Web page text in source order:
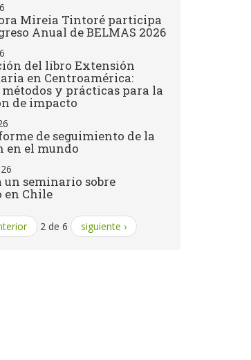
Mireia Tintoré participa
Anual de BELMAS 2026
del libro Extensión
en Centroamérica:
métodos y prácticas para la
de impacto
de seguimiento de la
en el mundo
un seminario sobre
en Chile
2 de 6 siguiente ›